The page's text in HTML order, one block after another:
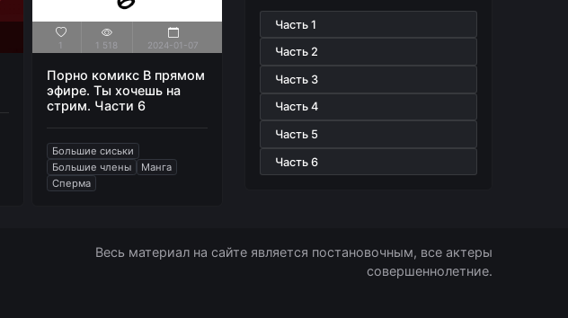
1 1 518 2024-01-07
Порно комикс В прямом
эфире. Ты хочешь на
стрим. Части 6
Большие сиськи
Большие члены
Манга
Сперма
Часть 1
Часть 2
Часть 3
Часть 4
Часть 5
Часть 6
Весь материал на сайте является постановочным, все актеры
совершеннолетние.